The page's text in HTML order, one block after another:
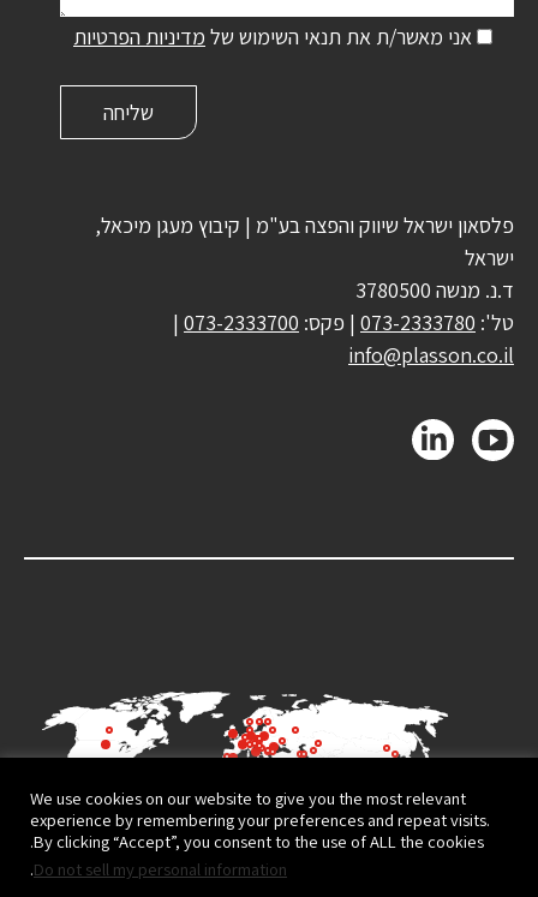
אני מאשר/ת את תנאי השימוש של מדיניות הפרטיות
פלסאון ישראל שיווק והפצה בע"מ | קיבוץ מעגן מיכאל,
ישראל
ד.נ. מנשה 3780500
טל': 073-2333780 | פקס: 073-2333700
|
info@plasson.co.il
We use cookies on our website to give you the most relevant
experience by remembering your preferences and repeat visits.
By clicking “Accept”, you consent to the use of ALL the cookies.
Do not sell my personal information
.